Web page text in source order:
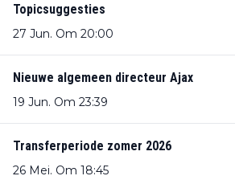
Topicsuggesties
27 Jun. Om 20:00
Nieuwe algemeen directeur Ajax
19 Jun. Om 23:39
Transferperiode zomer 2026
26 Mei. Om 18:45